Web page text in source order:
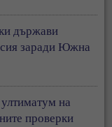
държави
заради Южна
на
проверки